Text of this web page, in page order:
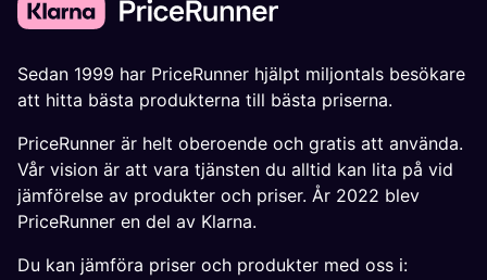
Sedan 1999 har PriceRunner hjälpt miljontals besökare
att hitta bästa produkterna till bästa priserna.
PriceRunner är helt oberoende och gratis att använda.
Vår vision är att vara tjänsten du alltid kan lita på vid
jämförelse av produkter och priser. År 2022 blev
PriceRunner en del av Klarna.
Du kan jämföra priser och produkter med oss i: